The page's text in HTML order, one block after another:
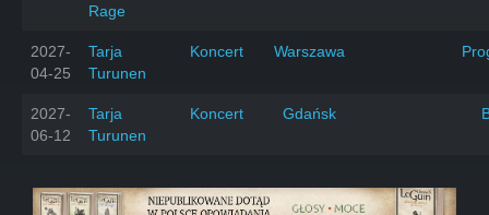
Rage
2027-
04-25
Tarja
Turunen
Koncert Warszawa
2027-
06-12
Tarja
Turunen
Koncert Gdańsk